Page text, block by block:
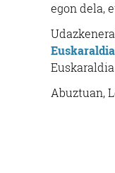
egon dela,
Abuztuan,